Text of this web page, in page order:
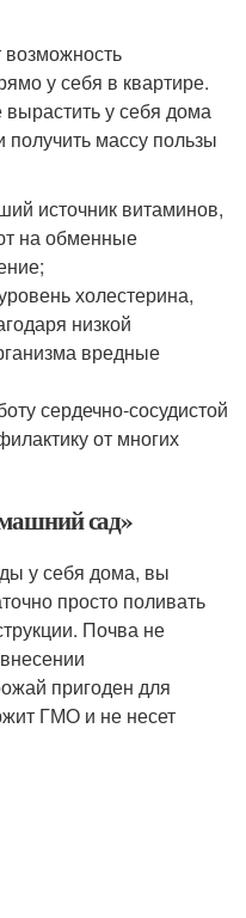
у себя в квартире.
у себя дома
массу пользы
источник витаминов,
на обменные
холестерина,
низкой
вредные
сердечно-сосудистой
от многих
сад»
у себя дома, вы
просто поливать
Почва не
пригоден для
ГМО и не несет